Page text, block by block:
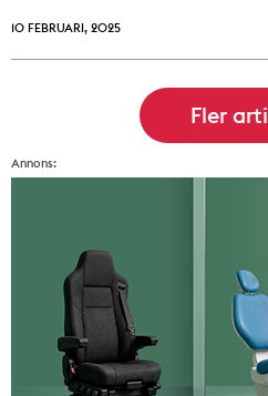
10 FEBRUARI, 2025
Annons: